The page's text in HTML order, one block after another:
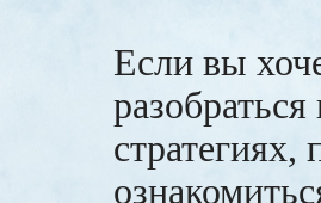
Если вы
стратегиях,